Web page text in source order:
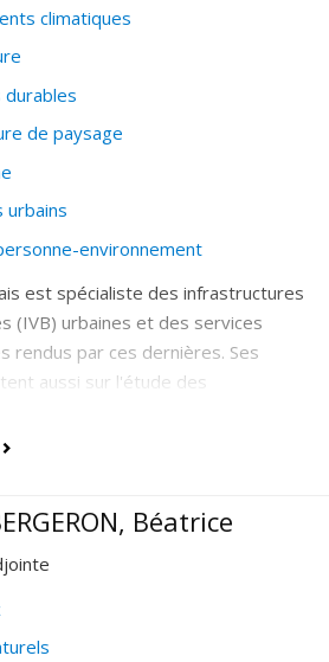
climatiques
de paysage
urbains
environnement
est spécialiste des infrastructures
(IVB) urbaines et des services
rendus par ces dernières. Ses
aussi sur l'étude des
de différentes espèces végétales
apport aux performances de ces
une visée de bénéfices multiples
recherche sont:
à identifier des critères de
Béatrice